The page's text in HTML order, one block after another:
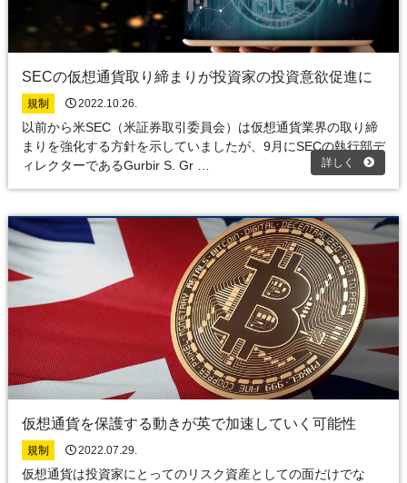
SECの仮想通貨取り締まりが投資家の投資意欲促進に
規制 2022.10.26.
以前から米SEC（米証券取引委員会）は仮想通貨業界の取り締
まりを強化する方針を示していましたが、9月にSECの執行部デ
ィレクターであるGurbir S. Gr …
詳しく
仮想通貨を保護する動きが英で加速していく可能性
規制 2022.07.29.
仮想通貨は投資家にとってのリスク資産としての面だけでな